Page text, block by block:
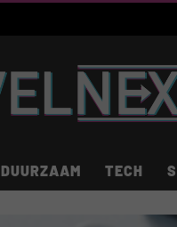
DUURZAAM TECH